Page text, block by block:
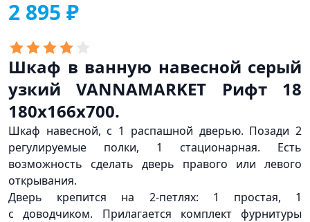
2 895 ₽
Шкаф в ванную навесной серый
узкий VANNAMARKET Рифт 18
180х166х700.
Шкаф навесной, с 1 распашной дверью. Позади 2
регулируемые полки, 1 стационарная. Есть
возможность сделать дверь правого или левого
открывания.
Дверь крепится на 2-петлях: 1 простая, 1
с доводчиком. Прилагается комплект фурнитуры